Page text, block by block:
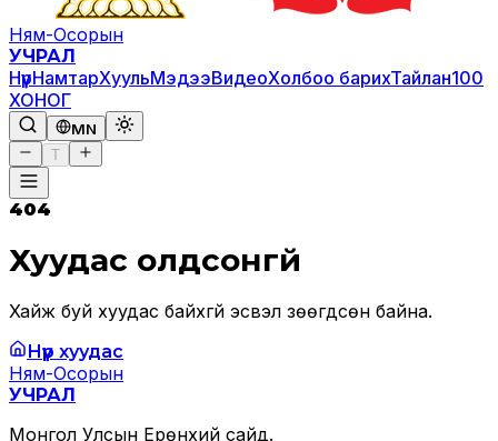
Ням-Осорын
УЧРАЛ
НүүрНамтарХуульМэдээВидеоХолбоо барихТайлан100
ХОНОГ
MN
T
404
Хуудас олдсонгүй
Хайж буй хуудас байхгүй эсвэл зөөгдсөн байна.
Нүүр хуудас
Ням-Осорын
УЧРАЛ
Монгол Улсын Ерөнхий сайд.